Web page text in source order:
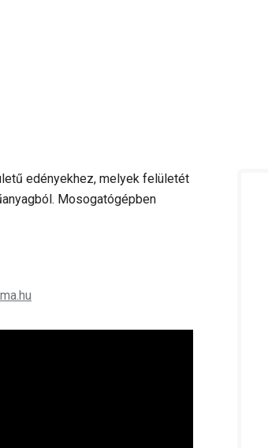
edényekhez, melyek felületét
Mosogatógépben